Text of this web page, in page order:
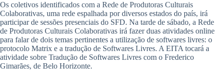
Os coletivos identificados com a Rede de Produtoras Culturais
Colaborativas, uma rede espalhada por diversos estados do país, irá
participar de sessões presenciais do SFD. Na tarde de sábado, a Rede
de Produtoras Culturais Colaborativas irá fazer duas atividades online
para falar de dois temas pertinentes a utilização de softwares livres: o
protocolo Matrix e a tradução de Softwares Livres. A EITA tocará a
atividade sobre Tradução de Softwares Livres com o Frederico
Gimarães, de Belo Horizonte.